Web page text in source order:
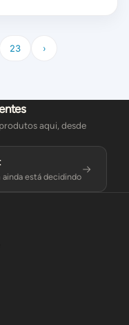
23 ›
aqui, desde
está decidindo